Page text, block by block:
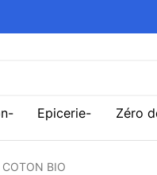
Epicerie Zéro
BIO